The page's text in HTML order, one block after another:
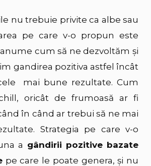
nu trebuie privite ca albe sau
pe care v-o propun este
cum să ne dezvoltăm și
gandirea pozitiva astfel încât
mai bune rezultate. Cum
oricât de frumoasă ar fi
în când ar trebui să ne mai
. Strategia pe care v-o
a gândirii pozitive bazate
pe care le poate genera, și nu